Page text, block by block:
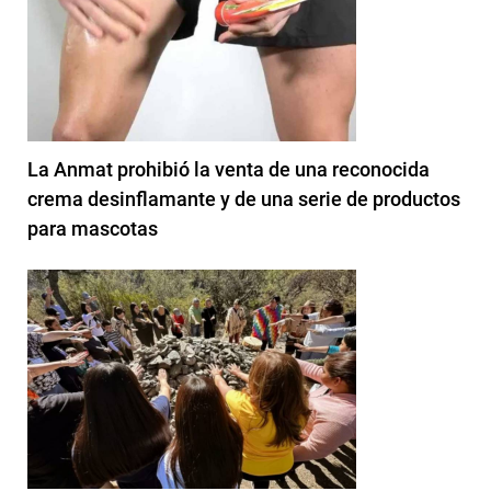
La Anmat prohibió la venta de una reconocida
crema desinflamante y de una serie de productos
para mascotas